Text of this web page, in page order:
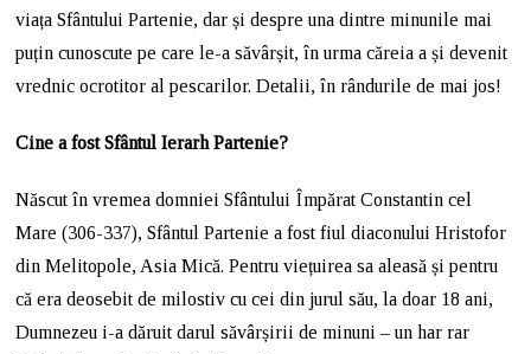
viața Sfântului Partenie, dar și despre una dintre minunile mai
puțin cunoscute pe care le-a săvârșit, în urma căreia a și devenit
vrednic ocrotitor al pescarilor. Detalii, în rândurile de mai jos!
Cine a fost Sfântul Ierarh Partenie?
Născut în vremea domniei Sfântului Împărat Constantin cel
Mare (306-337), Sfântul Partenie a fost fiul diaconului Hristofor
din Melitopole, Asia Mică. Pentru viețuirea sa aleasă și pentru
că era deosebit de milostiv cu cei din jurul său, la doar 18 ani,
Dumnezeu i-a dăruit darul săvârșirii de minuni – un har rar